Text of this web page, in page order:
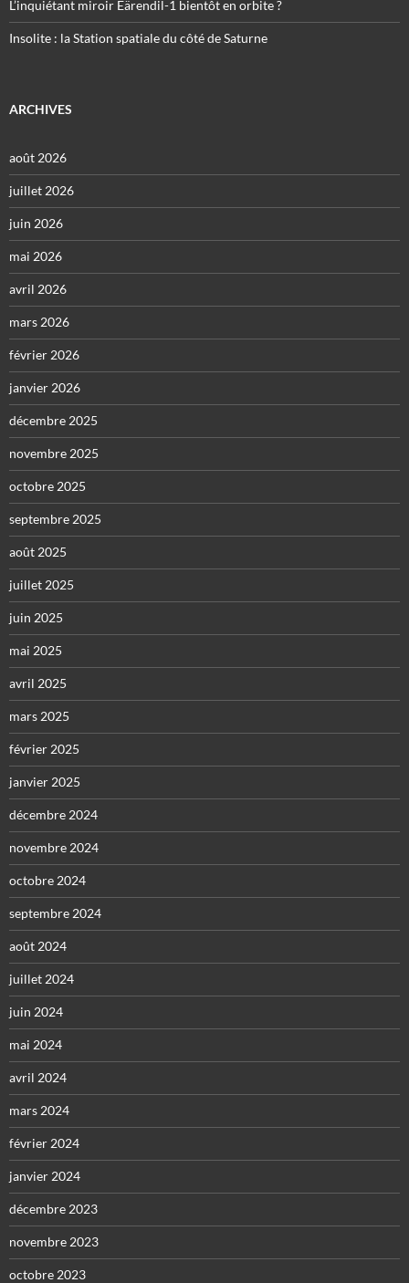
L’inquiétant miroir Eärendil-1 bientôt en orbite ?
Insolite : la Station spatiale du côté de Saturne
ARCHIVES
août 2026
juillet 2026
juin 2026
mai 2026
avril 2026
mars 2026
février 2026
janvier 2026
décembre 2025
novembre 2025
octobre 2025
septembre 2025
août 2025
juillet 2025
juin 2025
mai 2025
avril 2025
mars 2025
février 2025
janvier 2025
décembre 2024
novembre 2024
octobre 2024
septembre 2024
août 2024
juillet 2024
juin 2024
mai 2024
avril 2024
mars 2024
février 2024
janvier 2024
décembre 2023
novembre 2023
octobre 2023